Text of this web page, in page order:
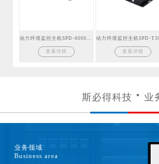
查看详情 查看详情
斯必得科技 业
业务领域
Business area